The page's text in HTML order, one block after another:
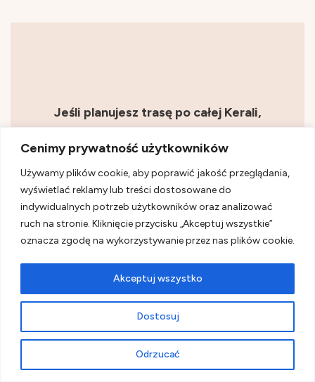
Cenimy prywatność użytkowników
Używamy plików cookie, aby poprawić jakość przeglądania,
wyświetlać reklamy lub treści dostosowane do
indywidualnych potrzeb użytkowników oraz analizować
ruch na stronie. Kliknięcie przycisku „Akceptuj wszystkie”
oznacza zgodę na wykorzystywanie przez nas plików cookie.
Dostosuj
Odrzucać
Akceptuj wszystko
Jeśli planujesz trasę po całej Kerali,
wypadowa z kolonialnym urokiem i chińskimi
sieciami rybackimi.
Rozczarowanie, które nauczyło